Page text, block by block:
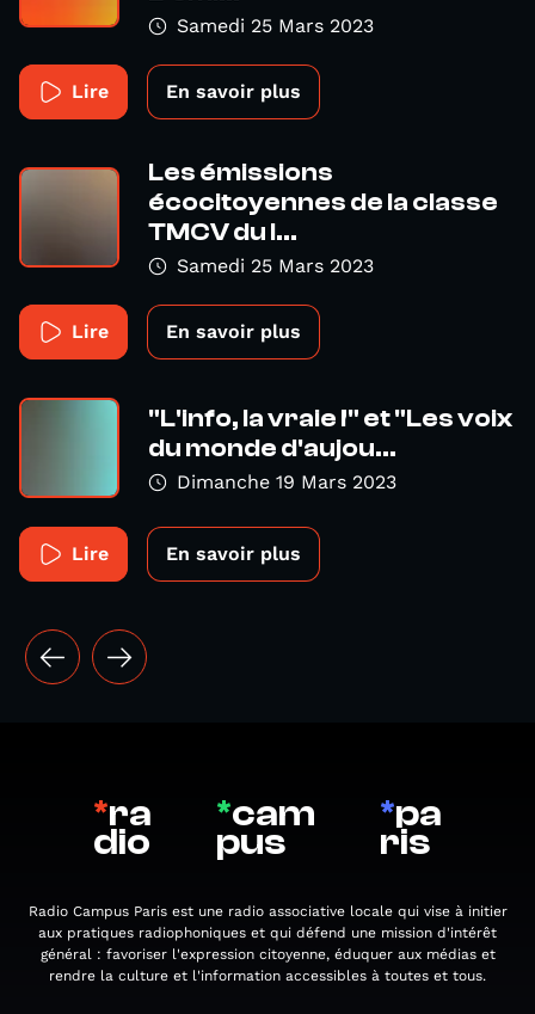
Samedi 25 Mars 2023
Lire En savoir plus
Les émissions
écocitoyennes de la classe
TMCV du l...
Samedi 25 Mars 2023
Lire En savoir plus
"L'info, la vraie !" et "Les voix
du monde d'aujou...
Dimanche 19 Mars 2023
Lire En savoir plus
*ra
dio
*cam
pus
*pa
ris
Radio Campus Paris est une radio associative locale qui vise à initier
aux pratiques radiophoniques et qui défend une mission d'intérêt
général : favoriser l'expression citoyenne, éduquer aux médias et
rendre la culture et l'information accessibles à toutes et tous.